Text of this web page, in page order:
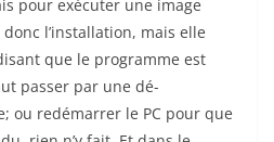
pour exécuter une image
l’installation, mais elle
que le programme est
passer par une dé-
ou redémarrer le PC pour que